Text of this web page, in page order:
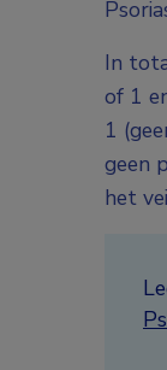
In
of 1
1
geen
het